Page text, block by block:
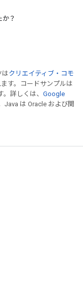
か？
はクリエイティブ・コモ
す。コードサンプルは
詳しくは、 Google
Java は Oracle および関